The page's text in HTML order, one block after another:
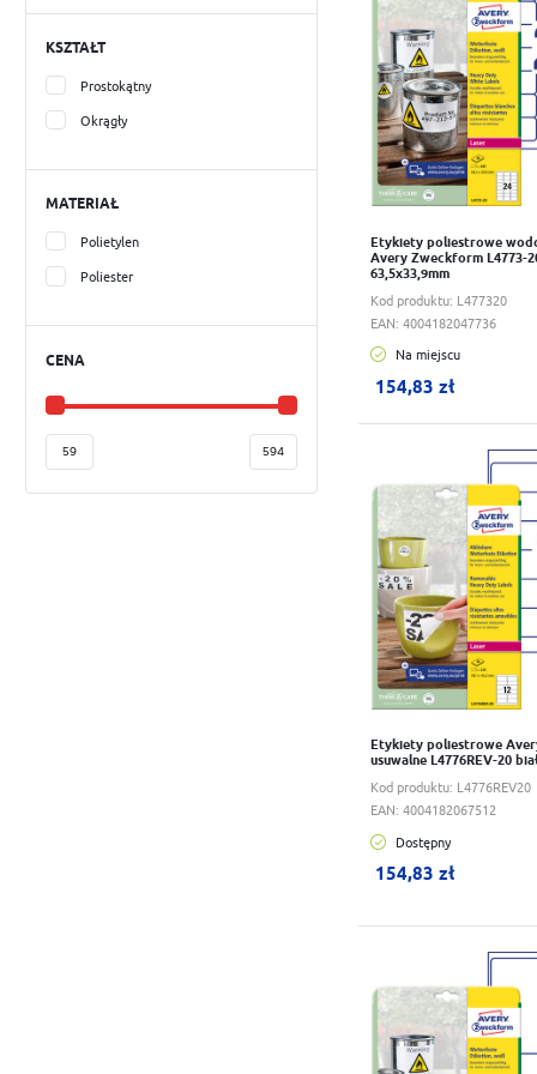
KSZTAŁT
Prostokątny
Okrągły
MATERIAŁ
Polietylen
Poliester
CENA
Kod produktu: L477320
Etykiety poliestrowe
Avery Zweckform L4773-
63,5x33,9mm
EAN: 4004182047736
Na miejscu
154,83 zł
W koszyku:
Kod produktu: L4776REV20
Etykiety poliestrowe
usuwalne L4776REV-20
EAN: 4004182067512
Dostępny
154,83 zł
W koszyku: